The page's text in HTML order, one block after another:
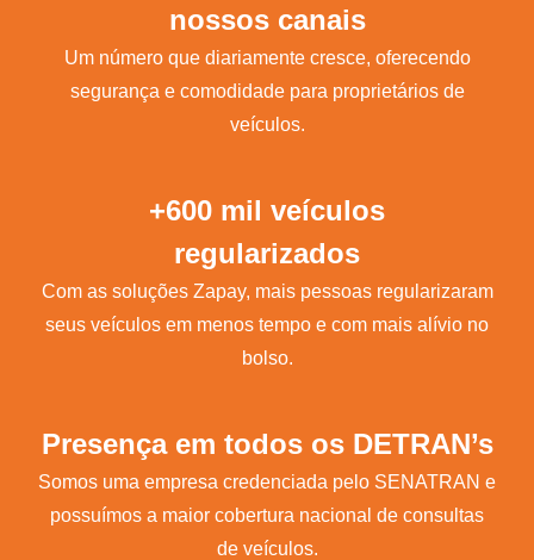
nossos canais
Um número que diariamente cresce, oferecendo
segurança e comodidade para proprietários de
veículos.
+600 mil veículos
regularizados
Com as soluções Zapay, mais pessoas regularizaram
seus veículos em menos tempo e com mais alívio no
bolso.
Presença em todos os DETRAN’s
Somos uma empresa credenciada pelo SENATRAN e
possuímos a maior cobertura nacional de consultas
de veículos.